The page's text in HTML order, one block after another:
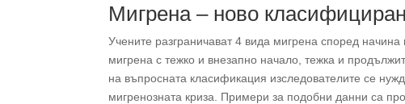
Мигрена – ново
Учените разграничават 4 вида мигрена според
мигрена с тежко и внезапно начало, тежка и
на въпросната класификация изследователите се
мигренозната криза. Примери за подобни данни са